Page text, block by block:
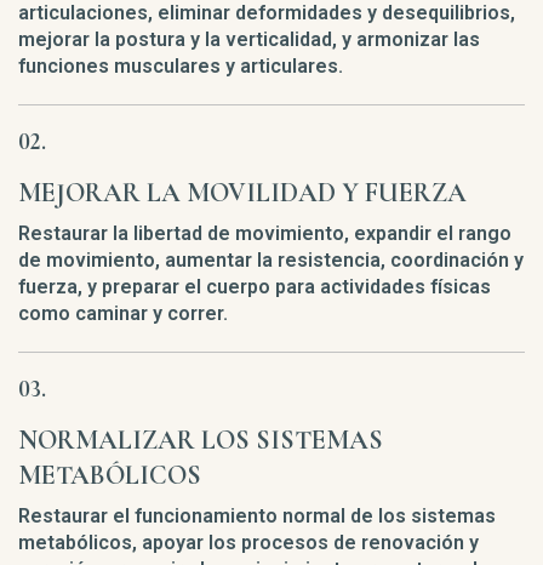
articulaciones, eliminar deformidades y desequilibrios,
mejorar la postura y la verticalidad, y armonizar las
funciones musculares y articulares.
MEJORAR LA MOVILIDAD Y FUERZA
Restaurar la libertad de movimiento, expandir el rango
de movimiento, aumentar la resistencia, coordinación y
fuerza, y preparar el cuerpo para actividades físicas
como caminar y correr.
NORMALIZAR LOS SISTEMAS
METABÓLICOS
Restaurar el funcionamiento normal de los sistemas
metabólicos, apoyar los procesos de renovación y